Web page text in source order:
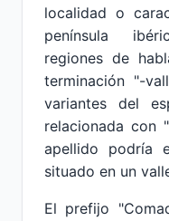
localidad o
península
regiones de
terminación "-
variantes del
relacionada con
apellido podría
situado en un
El prefijo